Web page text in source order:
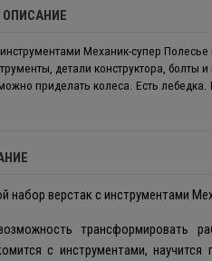
ОПИСАНИЕ
инструментами Механик-супер
детали конструктора, болты и
приделать колеса. Есть лебедка.
набор верстак с инструментами
трансформировать
с инструментами,